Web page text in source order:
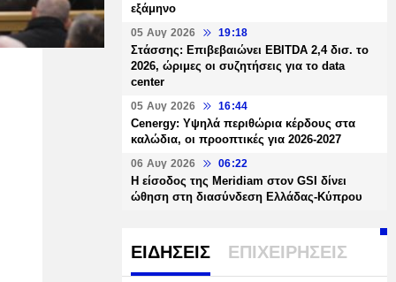
εξάμηνο
05 Αυγ 2026 19:18
Στάσσης: Επιβεβαιώνει EBITDA 2,4 δισ. το
2026, ώριμες οι συζητήσεις για το data
center
05 Αυγ 2026 16:44
Cenergy: Υψηλά περιθώρια κέρδους στα
καλώδια, οι προοπτικές για 2026-2027
06 Αυγ 2026 06:22
Η είσοδος της Meridiam στον GSI δίνει
ώθηση στη διασύνδεση Ελλάδας-Κύπρου
ΕΙΔΗΣΕΙΣ ΕΠΙΧΕΙΡΗΣΕΙΣ